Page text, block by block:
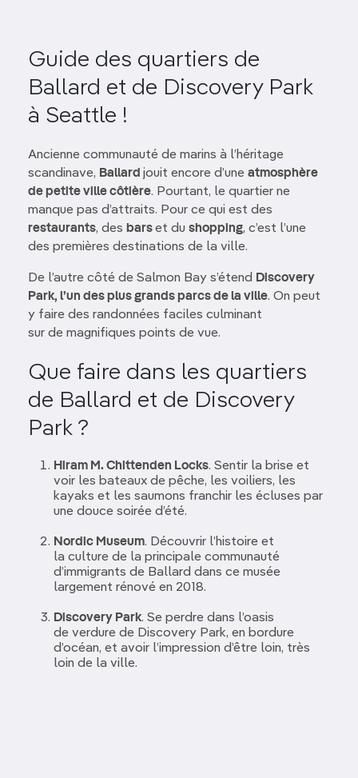
Guide des quartiers de
Ballard et de Discovery Park
à Seattle !
Ancienne communauté de marins à l’héritage
scandinave, Ballard jouit encore d’une atmosphère
de petite ville côtière. Pourtant, le quartier ne
manque pas d’attraits. Pour ce qui est des
restaurants, des barset du shopping, c’est l’une
des premières destinations de la ville.
De l’autre côté de Salmon Bay s’étend Discovery
Park, l’un des plus grands parcs de la ville. On peut
y faire des randonnées faciles culminant
sur de magnifiques points de vue.
Que faire dans les quartiers
de Ballard et de Discovery
Park ?
Hiram M. Chittenden Locks. Sentir la brise et
voir les bateaux de pêche, les voiliers, les
kayaks et les saumons franchir les écluses par
une douce soirée d’été.
Nordic Museum. Découvrir l’histoire et
la culture de la principale communauté
d’immigrants de Ballard dans ce musée
largement rénové en 2018.
Discovery Park. Se perdre dans l’oasis
de verdure de Discovery Park, en bordure
d’océan, et avoir l’impression d’être loin, très
loin de la ville.